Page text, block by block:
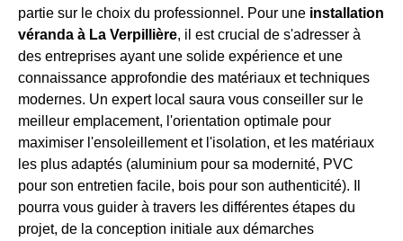
partie sur le choix du professionnel. Pour une installation
véranda à La Verpillière, il est crucial de s'adresser à
des entreprises ayant une solide expérience et une
connaissance approfondie des matériaux et techniques
modernes. Un expert local saura vous conseiller sur le
meilleur emplacement, l'orientation optimale pour
maximiser l'ensoleillement et l'isolation, et les matériaux
les plus adaptés (aluminium pour sa modernité, PVC
pour son entretien facile, bois pour son authenticité). Il
pourra vous guider à travers les différentes étapes du
projet, de la conception initiale aux démarches